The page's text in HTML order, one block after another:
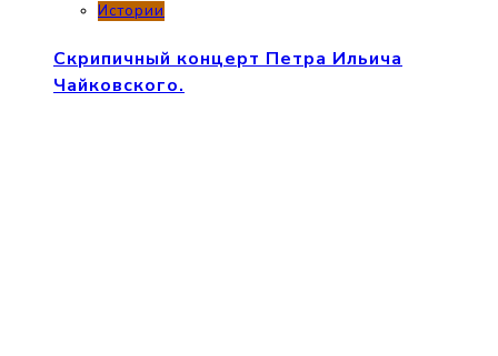
Истории
Скрипичный концерт Петра Ильича
Чайковского.